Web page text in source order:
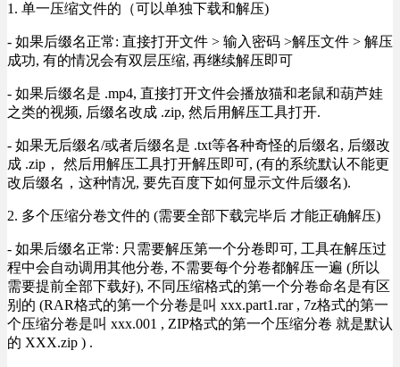
1. 单一压缩文件的（可以单独下载和解压)
- 如果后缀名正常: 直接打开文件 > 输入密码 >解压文件 > 解压
成功, 有的情况会有双层压缩, 再继续解压即可
- 如果后缀名是 .mp4, 直接打开文件会播放猫和老鼠和葫芦娃
之类的视频, 后缀名改成 .zip, 然后用解压工具打开.
- 如果无后缀名/或者后缀名是 .txt等各种奇怪的后缀名, 后缀改
成 .zip， 然后用解压工具打开解压即可, (有的系统默认不能更
改后缀名，这种情况, 要先百度下如何显示文件后缀名).
2. 多个压缩分卷文件的 (需要全部下载完毕后 才能正确解压)
- 如果后缀名正常: 只需要解压第一个分卷即可, 工具在解压过
程中会自动调用其他分卷, 不需要每个分卷都解压一遍 (所以
需要提前全部下载好), 不同压缩格式的第一个分卷命名是有区
别的 (RAR格式的第一个分卷是叫 xxx.part1.rar , 7z格式的第一
个压缩分卷是叫 xxx.001 , ZIP格式的第一个压缩分卷 就是默认
的 XXX.zip ) .